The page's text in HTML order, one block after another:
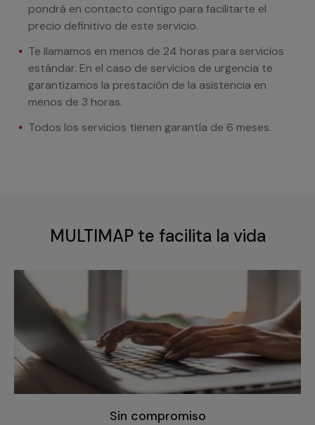
pondrá en contacto contigo para facilitarte el
precio definitivo de este servicio.
Te llamamos en menos de 24 horas para servicios
estándar. En el caso de servicios de urgencia te
garantizamos la prestación de la asistencia en
menos de 3 horas.
Todos los servicios tienen garantía de 6 meses.
MULTIMAP te facilita la vida
Sin compromiso